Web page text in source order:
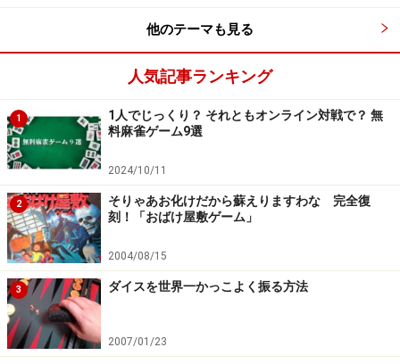
他のテーマも見る
人気記事ランキング
1
1人でじっくり？ それともオンライン対戦で？ 無
料麻雀ゲーム9選
2024/10/11
2
そりゃあお化けだから蘇えりますわな 完全復
刻！「おばけ屋敷ゲーム」
2004/08/15
3 ダイスを世界一かっこよく振る方法
2007/01/23